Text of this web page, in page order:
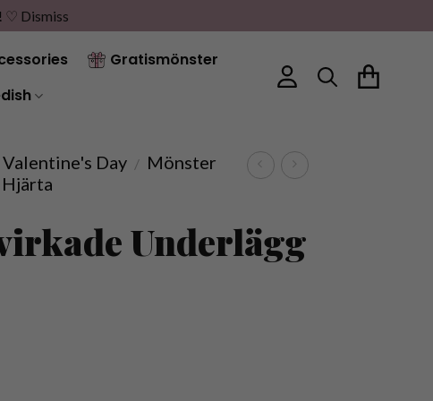
♡ Dismiss
Gratismönster
Valentine's Day / Mönster
Underlägg